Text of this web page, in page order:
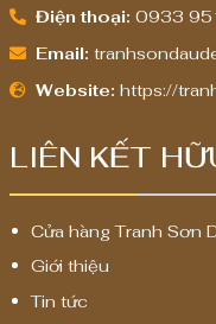
Điện thoại: 0933
Email:
Website: https://
LIÊN KẾT
Cửa hàng Tranh Sơn
Giới thiệu
Tin tức